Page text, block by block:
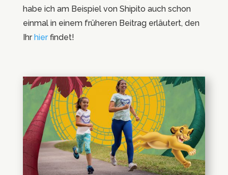
habe ich am Beispiel von Shipito auch schon
einmal in einem früheren Beitrag erläutert, den
Ihrhierfindet!